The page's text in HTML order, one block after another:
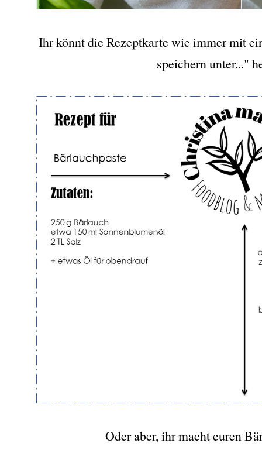
Ihr könnt die Rezeptkarte wie immer mit
speichern unter..."
Oder aber, ihr macht euren